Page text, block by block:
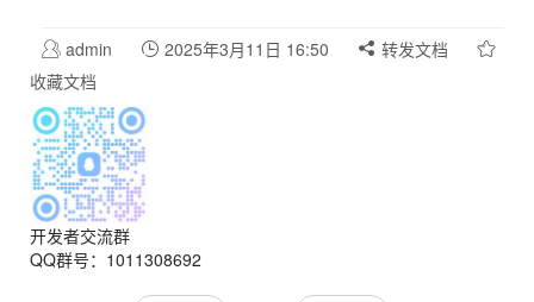
admin 2025年3月11日 16:50
转发文档
收藏文档
开发者交流群
QQ群号：1011308692